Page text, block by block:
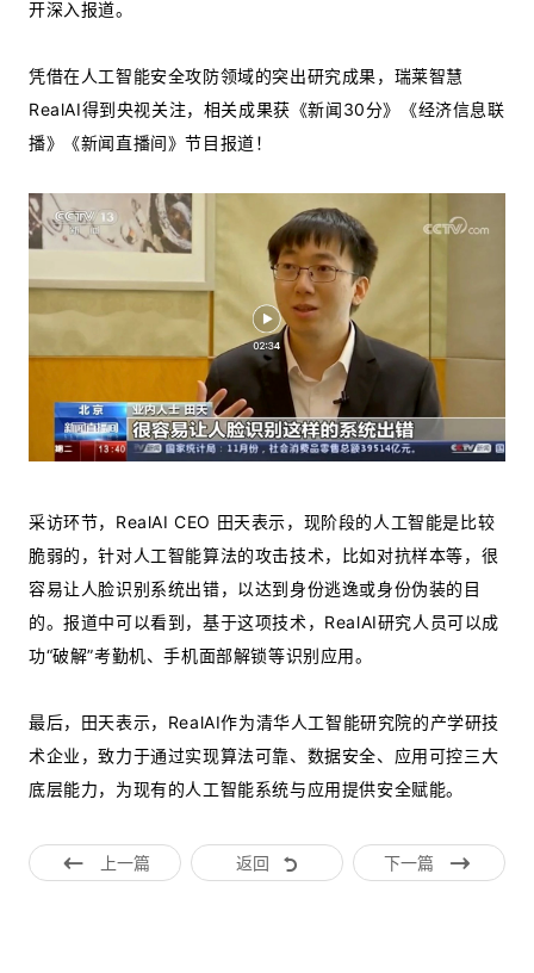
开深入报道。
凭借在人工智能安全攻防领域的突出研究成果，瑞莱智慧
RealAI得到央视关注，相关成果获《新闻30分》《经济信息联
播》《新闻直播间》节目报道！
采访环节，RealAI CEO 田天表示，现阶段的人工智能是比较
脆弱的，针对人工智能算法的攻击技术，比如对抗样本等，很
容易让人脸识别系统出错，以达到身份逃逸或身份伪装的目
的。报道中可以看到，基于这项技术，RealAI研究人员可以成
功“破解”考勤机、手机面部解锁等识别应用。
最后，田天表示，RealAI作为清华人工智能研究院的产学研技
术企业，致力于通过实现算法可靠、数据安全、应用可控三大
底层能力，为现有的人工智能系统与应用提供安全赋能。
上一篇 返回 下一篇